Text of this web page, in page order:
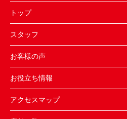
トップ
スタッフ
お客様の声
お役立ち情報
アクセスマップ